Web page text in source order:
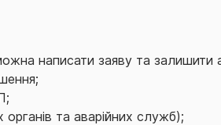
написати заяву та залишити
та аварійних служб);